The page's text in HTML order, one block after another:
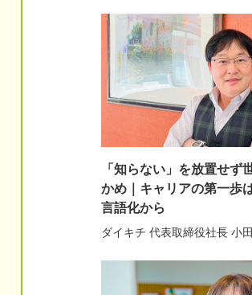
「知らない」を放置せず
かめ｜キャリアの第一歩
言語化から
ダイキチ 代表取締役社長 小